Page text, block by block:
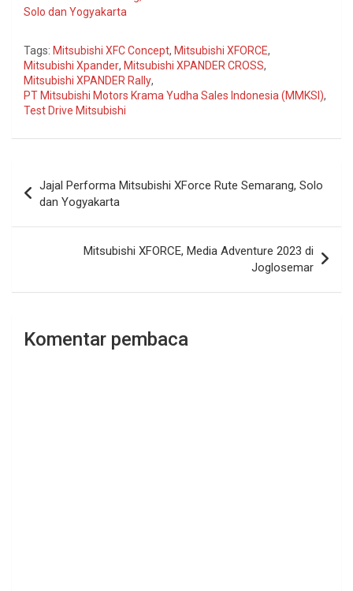
Solo dan Yogyakarta
Tags: Mitsubishi XFC Concept, Mitsubishi XFORCE,
Mitsubishi Xpander, Mitsubishi XPANDER CROSS,
Mitsubishi XPANDER Rally,
PT Mitsubishi Motors Krama Yudha Sales Indonesia (MMKSI),
Test Drive Mitsubishi
pos
Jajal Performa Mitsubishi XForce Rute Semarang, Solo
dan Yogyakarta
Mitsubishi XFORCE, Media Adventure 2023 di
Joglosemar
Komentar pembaca